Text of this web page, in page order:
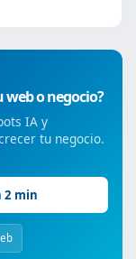
web o negocio?
IA y
tu negocio.
2 min